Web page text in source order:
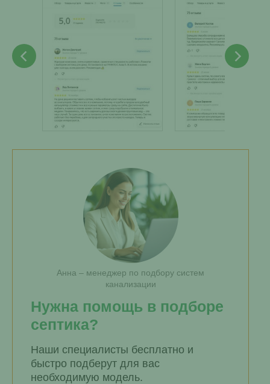
Анна – менеджер по подбору систем
канализации
Нужна помощь в подборе
септика?
Наши специалисты бесплатно и
быстро подберут для вас
необходимую модель.